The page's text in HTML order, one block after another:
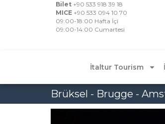
Bilet +90 533 918 39 18
MICE +90 533 094 10 70
09:00-18:00 Hafta İçi
09:00-14:00 Cumartesi
İtaltur Tourism
Brüksel - Brugge -